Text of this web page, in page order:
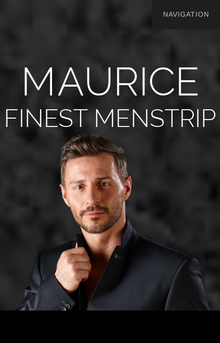
MAURICE
FINEST MENSTRIP